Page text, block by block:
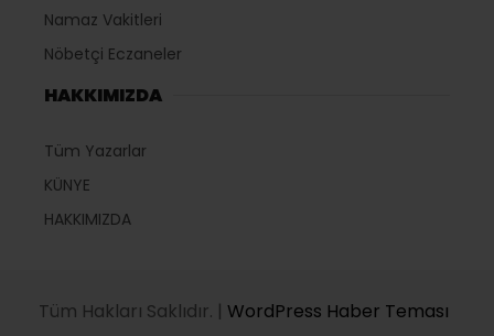
Namaz Vakitleri
Nöbetçi Eczaneler
HAKKIMIZDA
Tüm Yazarlar
KÜNYE
HAKKIMIZDA
Tüm Hakları Saklıdır. | WordPress Haber Teması